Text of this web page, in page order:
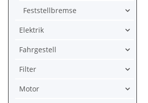
Feststellbremse
Elektrik
Fahrgestell
Filter
Motor